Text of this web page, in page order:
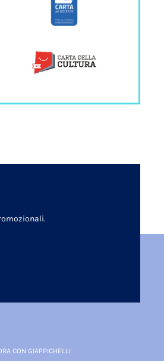
CON GIAPPICHELLI